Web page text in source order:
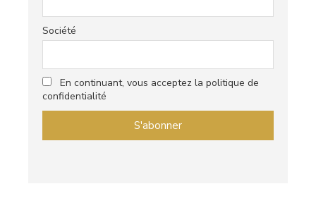
Société
En continuant, vous acceptez la politique de
confidentialité